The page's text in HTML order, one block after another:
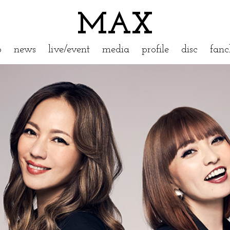
MAX
news live/event media profile disc